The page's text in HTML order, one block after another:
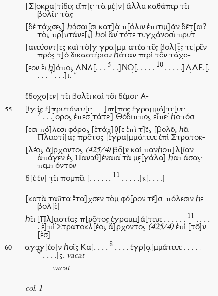
[Σ]οκρα[τίδες εἶπ]ε̣· τὰ μὲ̣[ν] ἄλλα καθάπερ τε͂ι
βολε͂ι· τὰς
[δὲ τάχσες] ℎόσαι[σι κατ]ὰ̣ π[όλιν ἐπιτιμ]ᾶ̣ν δε͂τ̣[αι?
τὸς πρ]υτάνε[ς] ℎοὶ ἂν τότε τυγχάνοσι πρυτ-
[ανεύοντ]ες καὶ τὸ[γ γρα]μμ[ατέα τε͂ς βολ]ε̣͂ς τε[ρε͂ν
πρὸς τ]ὸ δικαστέριον ℎόταν περὶ το͂ν τάχσ-
[εον ἐ͂ι ℎ]όπος ΑΝΑ[. . . 5 . .]ΝΟ̣[. . . . . 10 . . . . .]Λ̣ΔΕ.[.
. . . 7 . . .]ι. v
ἔδοχσ[εν] τε͂ι βολε͂ι καὶ το͂ι δέμοι· Α-
55 [ἰγεὶς ἐ]πρυτάνευ[ε· . . .]ιπ[πος ἐγραμμά]τ̣ε[υε· . . . .
7 . . .]ορος ἐπεσ[τάτε·] Θόδιππος εἶπε· ℎοπόσ-
[εσι πό]λεσι φόρος [ἐτάχ]θ̣[ε ἐπὶ τ]ε͂ς [βολε͂ς ℎε͂ι
Πλειστί]ας προ͂τος [ἐγρα]μμάτευε ἐπὶ Στρατοκ-
[λέος ἄ]ρχοντος (425/4) βο̣͂[ν καὶ πανℎοπ]λ[ίαν
ἀπάγεν ἐς Παναθ]έναια τὰ με̣[γάλα] ℎαπάσας·
πεμπόντον
δ[ὲ ἐν] τ̣ε͂ι πομπε͂ι [. . . . . . 11 . . . . .]κ[. . . .]
[κατὰ ταῦτα ἔτα]χσεν τὸμ φό[ρον τε͂]σι πόλεσιν ℎε
βολ[ὲ]
ℎε͂ι [Πλ]ε̣ιστίας π[ρο͂τος ἐγραμμ]ά[τευε . . . . . . 11 . . . .
. ἐ]πὶ Στρατοκλ[έος ἄ]ρχοντος (425/4) ἐπὶ [το͂]ν
[ἐσ]-
60 αγογ[έο]ν ℎοῖς Κα[. . . .8 . . . . ἐγρ]α̣[μμάτευε . . . . .
9 . . . .]ς. vacat
vacat
col. 1